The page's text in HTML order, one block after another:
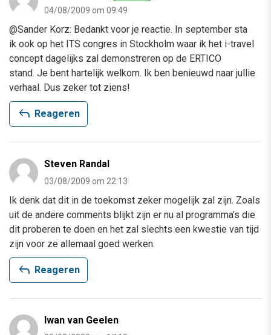
04/08/2009 om 09:49
@Sander Korz: Bedankt voor je reactie. In september sta
ik ook op het ITS congres in Stockholm waar ik het i-travel
concept dagelijks zal demonstreren op de ERTICO
stand. Je bent hartelijk welkom. Ik ben benieuwd naar jullie
verhaal. Dus zeker tot ziens!
reply Reageren
Steven Randal
03/08/2009 om 22:13
Ik denk dat dit in de toekomst zeker mogelijk zal zijn. Zoals
uit de andere comments blijkt zijn er nu al programma’s die
dit proberen te doen en het zal slechts een kwestie van tijd
zijn voor ze allemaal goed werken.
reply Reageren
Iwan van Geelen